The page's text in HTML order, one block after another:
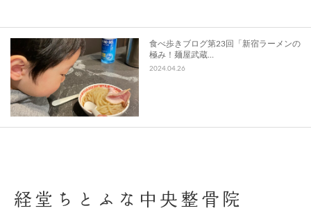
食べ歩きブログ第23回「新宿ラーメンの
極み！麺屋武蔵…
2024.04.26
経堂ちとふな中央整骨院
アクセス